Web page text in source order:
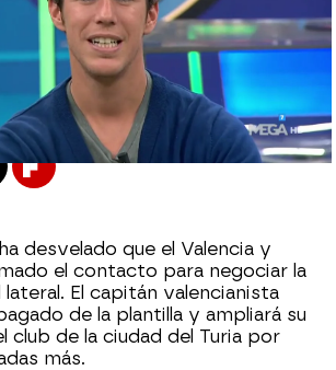
septiembre de 2022, 03:23
Flipboard
desvelado que el Valencia y
el contacto para negociar la
El capitán valencianista
de la plantilla y ampliará su
club de la ciudad del Turia por
más.